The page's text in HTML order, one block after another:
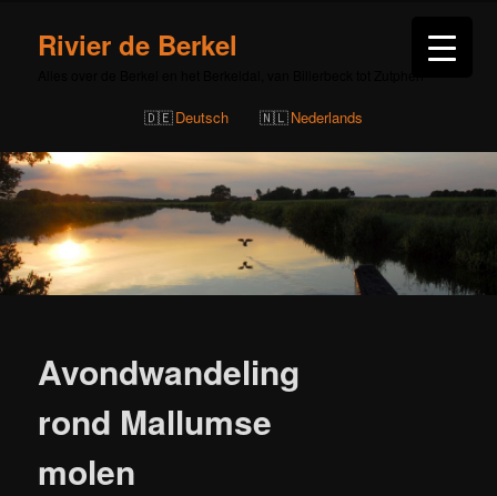
Rivier de Berkel
Deutsch Nederlands
Avondwandeling
rond Mallumse
molen